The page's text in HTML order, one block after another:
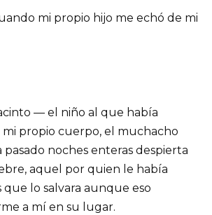
mi propio hijo me echó de mi
— el niño al que había
propio cuerpo, el muchacho
noches enteras despierta
aquel por quien le había
que lo salvara aunque eso
a mí en su lugar.